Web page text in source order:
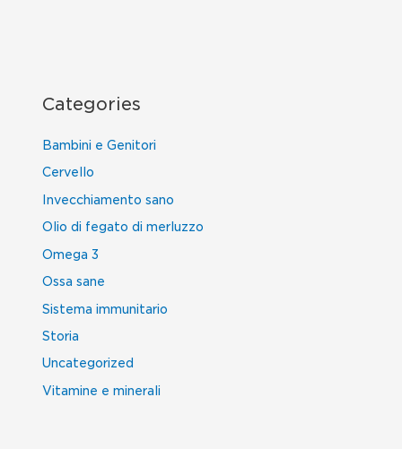
Categories
Bambini e Genitori
Cervello
Invecchiamento sano
Olio di fegato di merluzzo
Omega 3
Ossa sane
Sistema immunitario
Storia
Uncategorized
Vitamine e minerali